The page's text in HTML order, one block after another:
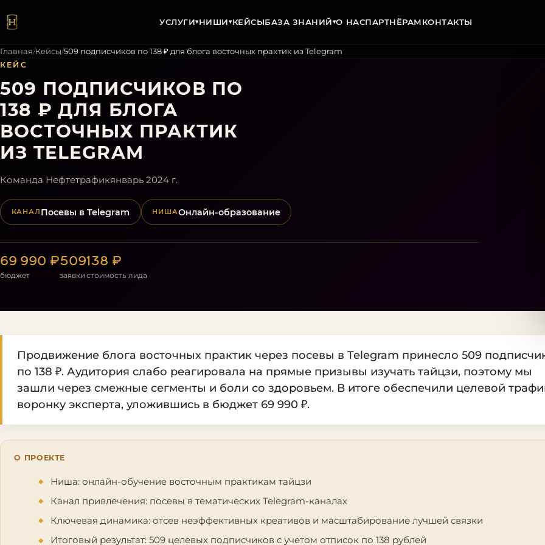
УСЛУГИ▾НИШИ▾КЕЙСЫБАЗА ЗНАНИЙ▾О НАСПАРТНЁРАМКОНТАКТЫ
Главная/Кейсы/509 подписчиков по 138 ₽ для блога восточных практик из Telegram
КЕЙС
509 ПОДПИСЧИКОВ ПО
138 ₽ ДЛЯ БЛОГА
ВОСТОЧНЫХ ПРАКТИК
ИЗ TELEGRAM
Команда Нефтетрафикянварь 2024 г.
КАНАЛ Посевы в Telegram НИШАОнлайн-образование
69 990 ₽
бюджет
509
заявки
138 ₽
стоимость лида
Продвижение блога восточных практик через посевы в Telegram принесло 509
по 138 ₽. Аудитория слабо реагировала на прямые призывы изучать тайцзи, поэтому мы
зашли через смежные сегменты и боли со здоровьем. В итоге обеспечили целевой
воронку эксперта, уложившись в бюджет 69 990 ₽.
О ПРОЕКТЕ
Ниша: онлайн-обучение восточным практикам тайцзи
Канал привлечения: посевы в тематических Telegram-каналах
Ключевая динамика: отсев неэффективных креативов и масштабирование лучшей связки
Итоговый результат: 509 целевых подписчиков с учетом отписок по 138 рублей